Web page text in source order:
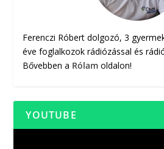
Ferenczi Róbert dolgozó, 3
éve foglalkozok rádiózással és
Bővebben a Rólam oldalon!
YOUTUBE